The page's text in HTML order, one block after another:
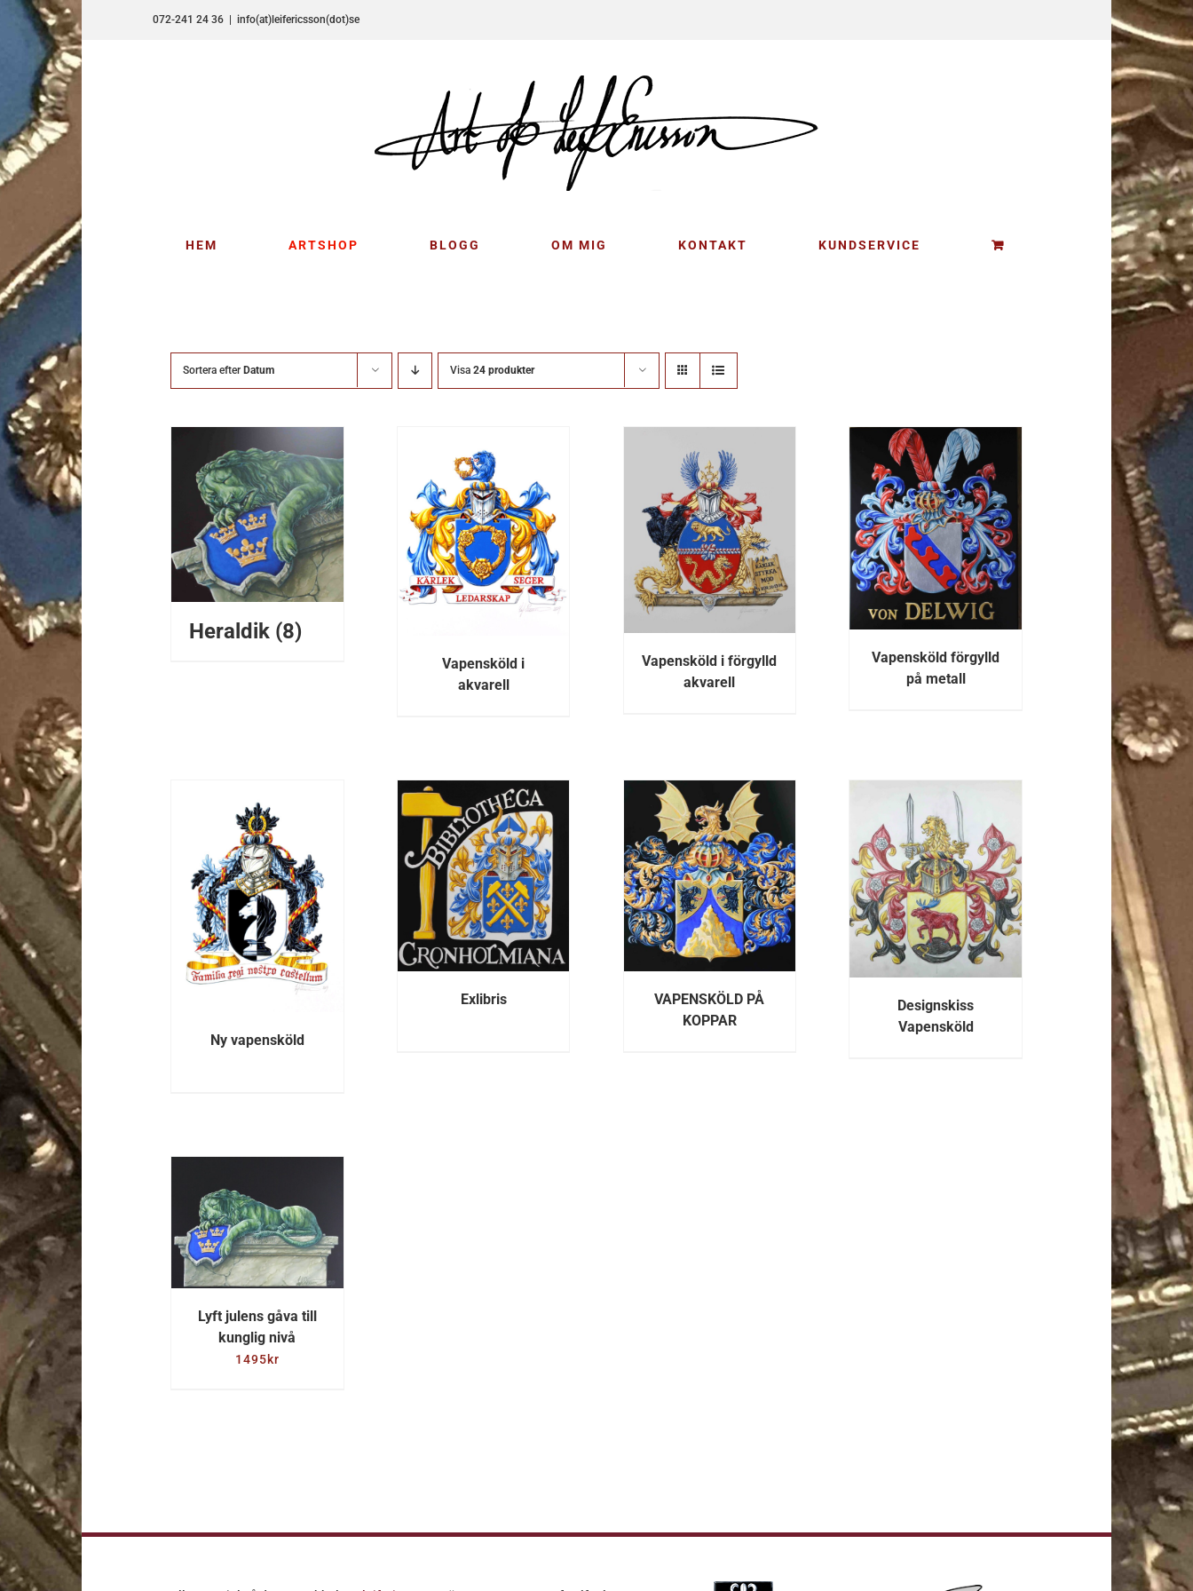
Fortsätt
innehållet
072-241 24 36 info(at)leifericsson(dot)se
HEM ARTSHOP BLOGG OM MIG KONTAKT KUNDSERVICE
Sortera efter Datum Visa 24 produkter
Heraldik (8)
DETALJER
Vapensköld i
akvarell
DETALJER
Vapensköld i förgylld
akvarell
DETALJER
Vapensköld förgylld
på metall
DETALJER
Ny vapensköld
DETALJER
Exlibris
DETALJER
VAPENSKÖLD PÅ
KOPPAR
DETALJER
Designskiss
Vapensköld
LÄGG TILL I
VARUKORG
DETALJER
Lyft julens gåva till
kunglig nivå
1495kr